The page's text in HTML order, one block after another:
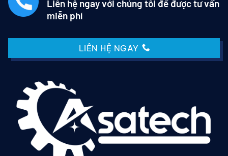
Liên hệ ngay với chúng tôi để được tư vấn
miễn phí
LIÊN HỆ NGAY